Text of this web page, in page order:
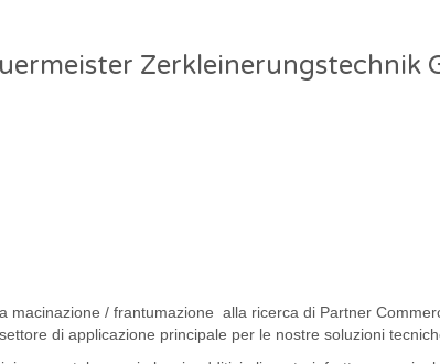
Zerkleinerungstechnik
/ frantumazione alla ricerca di Partner
di applicazione principale per le nostre soluzioni